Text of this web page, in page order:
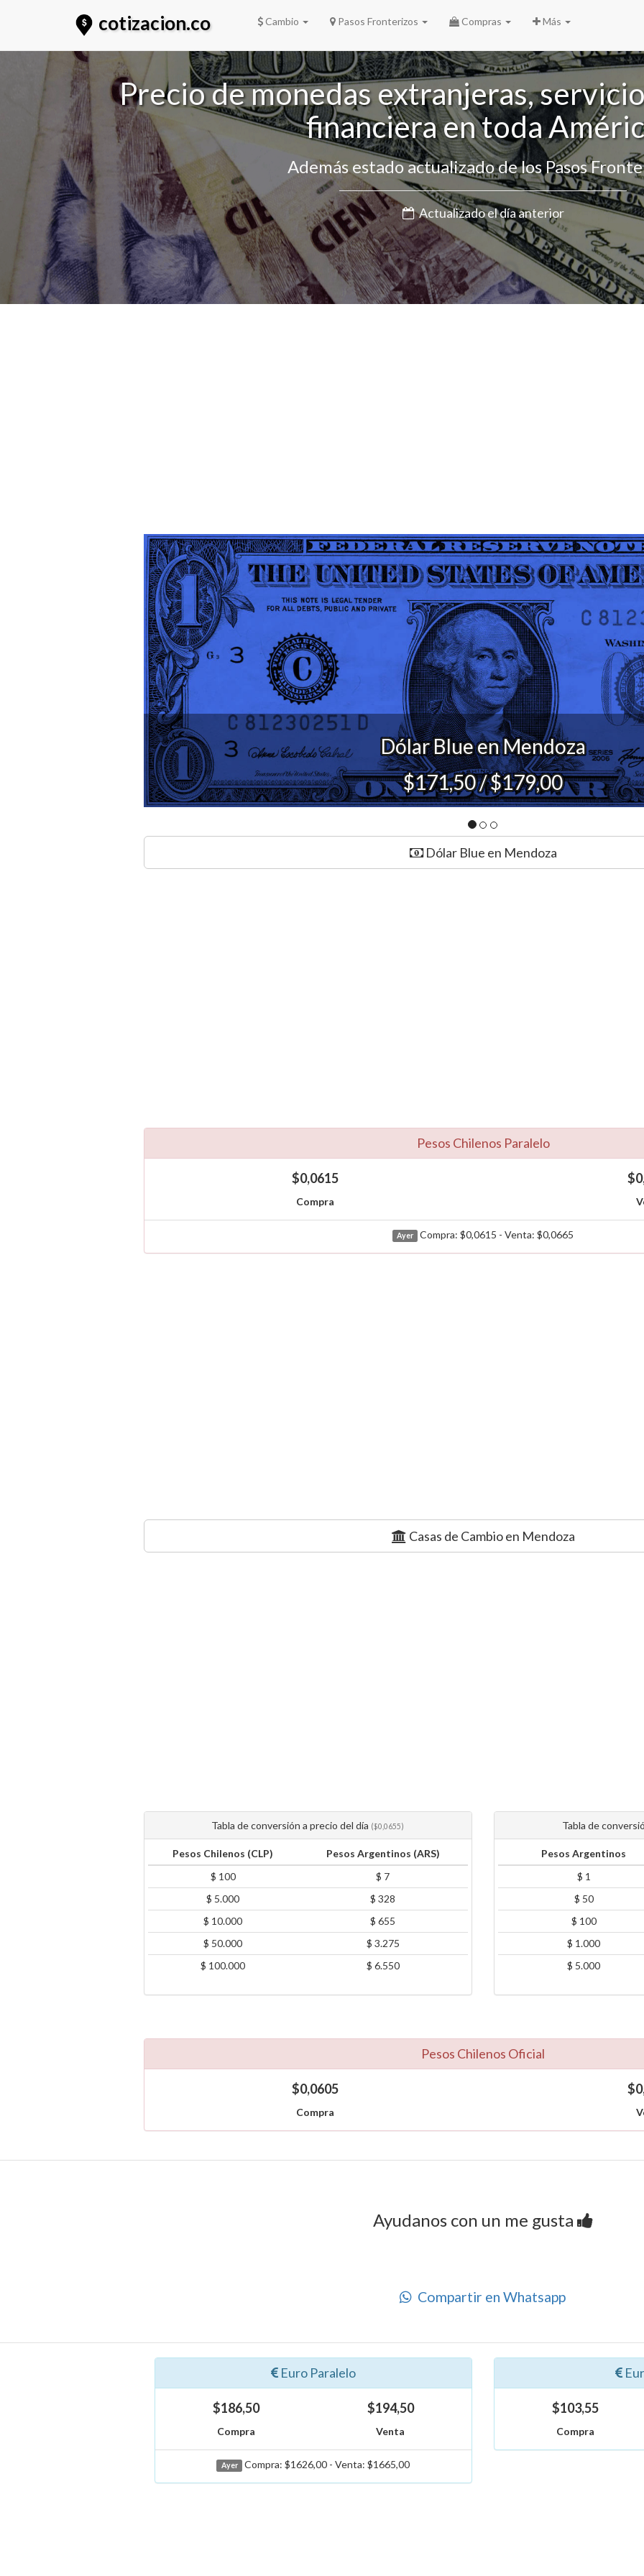
cotizacion.co Cambio Pasos Fronterizos Compras Más
Precio de monedas extranjeras,
financiera en toda
Además estado actualizado de los Pasos
Actualizado el día anterior
Peso Chileno Paralelo
$0,0615 / $0,0665
Dólar Blue en Mendoza
Pesos Chilenos Paralelo
$0,0615
Compra
Ayer Compra: $0,0615 - Venta: $0,0665
Casas de Cambio en Mendoza
Tabla de conversión a precio del día ($0,0655)
Pesos Chilenos (CLP)
Pesos Argentinos (ARS)
$ 100
$ 7
$ 5.000
$ 328
$ 10.000
$ 655
$ 50.000
$ 3.275
$ 100.000
$ 6.550
Tabla de
Pesos Argentinos
$ 1
$ 50
$ 100
$ 1.000
$ 5.000
Pesos Chilenos Oficial
$0,0605
Compra
Ayudanos con un me gusta
Compartir en Whatsapp
Euro Paralelo
$186,50
Compra
$194,50
Venta
Ayer Compra: $1626,00 - Venta: $1665,00
$103,55
Compra